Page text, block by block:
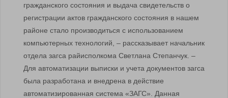
гражданского состояния и выдача свидетельств о
регистрации актов гражданского состояния в нашем
районе стало производиться с использованием
компьютерных технологий, – рассказывает начальник
отдела загса райисполкома Светлана Степанчук. –
Для автоматизации выписки и учета документов загса
была разработана и внедрена в действие
автоматизированная система «ЗАГС». Данная